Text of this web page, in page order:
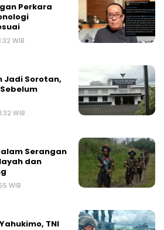
Perkara
WIB
Jadi Sorotan,
WIB
Serangan
dan
WIB
TNI